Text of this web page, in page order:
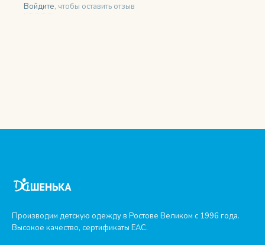
Войдите, чтобы оставить отзыв
Производим детскую одежду в Ростове Великом с 1996 года.
Высокое качество, сертификаты ЕАС.